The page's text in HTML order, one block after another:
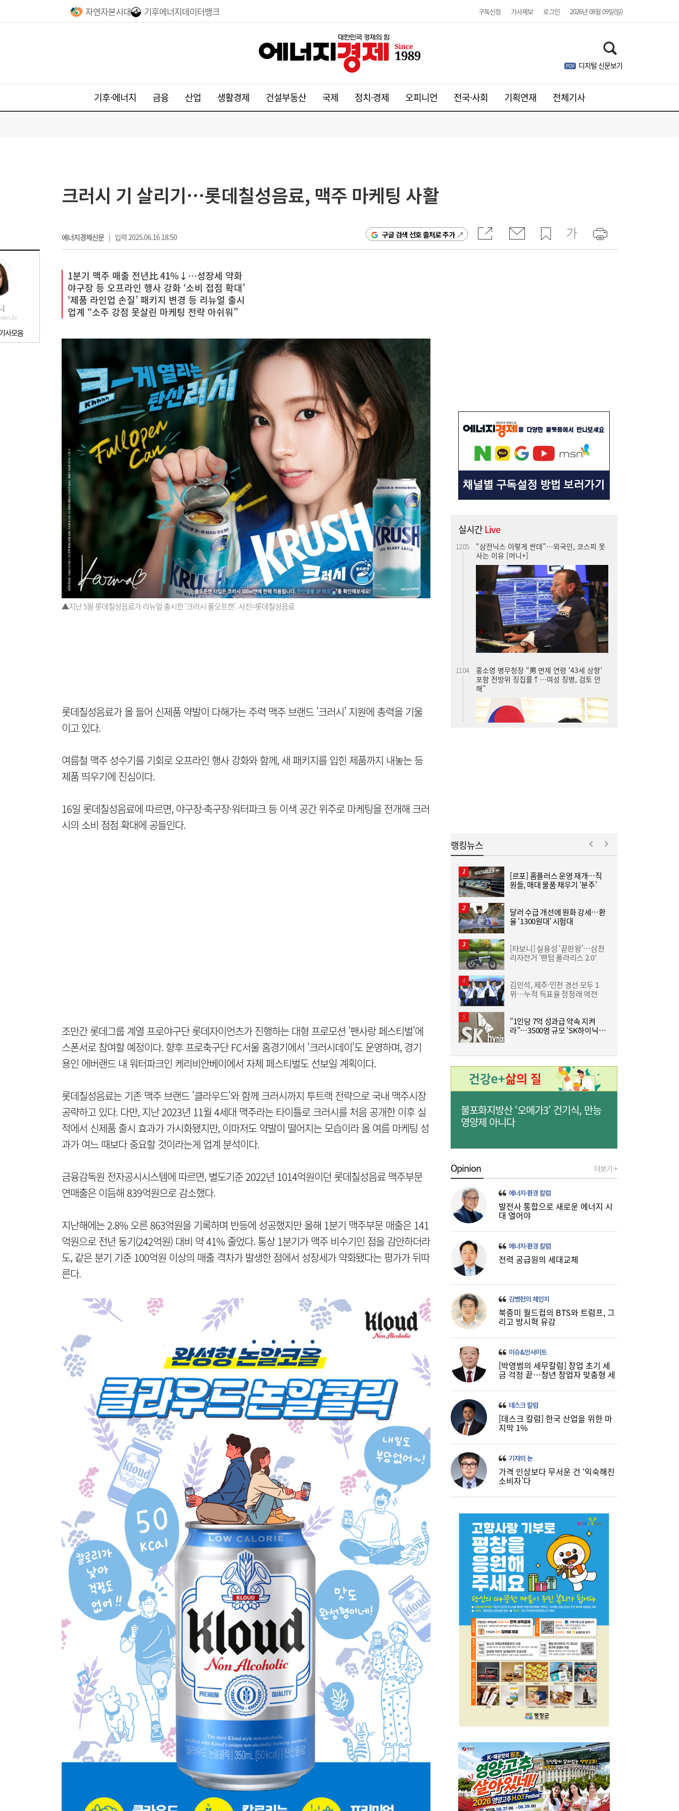
자연자본시대 기후에너지데이터뱅크 구독신청 기사제보 로그인 2026년 08월 09일(일)
디지털 신문보기
기후·에너지 금융 산업 생활경제 건설부동산 국제 정치·경제 오피니언 전국·사회 기획연재 전체기사
사모음
크러시 기 살리기…롯데칠성음료, 맥주 마케팅 사활
에너지경제신문| 입력 2025.06.16 18:50 구글 검색 선호 출처로 추가
1분기 맥주 매출 전년比 41%↓…성장세 약화
야구장 등 오프라인 행사 강화 ‘소비 접점 확대’
‘제품 라인업 손질’ 패키지 변경 등 리뉴얼 출시
업계 “소주 강점 못살린 마케팅 전략 아쉬워”
▲지난 5월 롯데칠성음료가 리뉴얼 출시한 '크러시 풀오프캔'. 사진=롯데칠성음료
롯데칠성음료가 올 들어 신제품 약발이 다해가는 주력 맥주 브랜드 '크러시' 지원에 총력을 기울
이고 있다.
여름철 맥주 성수기를 기회로 오프라인 행사 강화와 함께, 새 패키지를 입힌 제품까지 내놓는 등
제품 띄우기에 진심이다.
16일 롯데칠성음료에 따르면, 야구장·축구장·워터파크 등 이색 공간 위주로 마케팅을 전개해 크러
시의 소비 점점 확대에 공들인다.
조만간 롯데그룹 계열 프로야구단 롯데자이언츠가 진행하는 대형 프로모션 '팬사랑 페스티벌'에
스폰서로 참여할 예정이다. 향후 프로축구단 FC서울 홈경기에서 '크러시데이'도 운영하며, 경기
용인 에버랜드 내 워터파크인 케리비안베이에서 자체 페스티벌도 선보일 계획이다.
롯데칠성음료는 기존 맥주 브랜드 '클라우드'와 함께 크러시까지 투트랙 전략으로 국내 맥주시장
공략하고 있다. 다만, 지난 2023년 11월 4세대 맥주라는 타이틀로 크러시를 처음 공개한 이후 실
적에서 신제품 출시 효과가 가시화됐지만, 이마저도 약발이 떨어지는 모습이라 올 여름 마케팅 성
과가 여느 때보다 중요할 것이라는게 업계 분석이다.
금융감독원 전자공시시스템에 따르면, 별도기준 2022년 1014억원이던 롯데칠성음료 맥주부문
연매출은 이듬해 839억원으로 감소했다.
지난해에는 2.8% 오른 863억원을 기록하며 반등에 성공했지만 올해 1분기 맥주부문 매출은 141
억원으로 전년 동기(242억원) 대비 약 41% 줄었다. 통상 1분기가 맥주 비수기인 점을 감안하더라
도, 같은 분기 기준 100억원 이상의 매출 격차가 발생한 점에서 성장세가 약화됐다는 평가가 뒤따
른다.
실시간Live
홍소영 병무청장 “男 면제 연령 ‘43세 상향’
포함 전방위 징집률↑…여성 징병, 검토 안
해”
10:26
나란히 대출 키웠지만…희비 갈린 ‘카뱅·케
뱅’, 비이자 동력 승부수
10:21
‘흥국·한화·한투’ 3파전...KDB생명 매각,
5000억 간극 좁힐까
10:19
‘릴레이 흑자 전환’에도 못 웃는 K석화…변수
는 독일 ‘라인강’ 수위
10:06
“금리보다 한도가 문제”...대출시장 더 팍팍
해진다
09:51
“1인당 7억 성과급 약속 지켜라”…3500명
규모 ‘SK하이닉스 통합 노조’ 추진
랭킹뉴스
[르포] 홈플러스 운영 재개…직
원들, 매대 물품 채우기 ‘분주’
달러 수급 개선에 원화 강세…환
율 ‘1300원대’ 시험대
[타보니] 실용성 ‘끝판왕’…삼천
리자전거 ‘팬텀 폴라리스 2.0’
김민석, 제주·인천 경선 모두 1
위…누적 득표율 정청래 역전
“1인당 7억 성과급 약속 지켜
라”…3500명 규모 ‘SK하이닉스
불포화지방산 ‘오메가3’ 건기식, 만능
영양제 아니다
Opinion 더보기 +
에너지·환경 칼럼
발전사 통합으로 새로운 에너지 시
대 열어야
에너지·환경 칼럼
전력 공급원의 세대교체
김병헌의 체인지
북중미 월드컵의 BTS와 트럼프, 그
리고 방시혁 유감
이슈&인사이트
[박영범의 세무칼럼] 창업 초기 세
금 걱정 끝…청년 창업자 맞춤형 세
데스크 칼럼
[데스크 칼럼] 한국 산업을 위한 마
지막 1%
기자의 눈
가격 인상보다 무서운 건 ‘익숙해진
소비자’다